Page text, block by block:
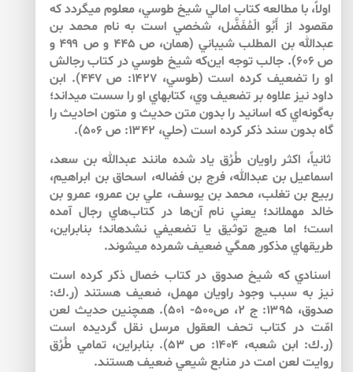
اولاً، با مطالعه كتاب امالي شيخ طوسي، معلوم مي­گردد كه
مقصود از أَبُو الْمُفَضَّل، شخصي است به نام محمد بن
عبدالله بن المطلب شيباني (همان، ص ۴۴۵ و ص ۴۹۹ و
ص ۶۰۶). جالب توجه اين‌كه شيخ طوسي در كتاب رجالش
او را تضعيف كرده است (طوسي، ۱۴۲۷: ص ۴۴۷). ابن
داود نيز علاوه بر تضعيف وي، كتاب­هاي او را سست مي­داند؛
به‌گونه‌اي كه اسانيد را بدون متن حديث و متون احاديث را
گاه بدون سند ذكر كرده است (حلي، ۱۳۴۲: ص ۵۰۶).
ثانياً، اكثر راويان طُرُق ياد شده مانند عبدالله بن سعد،
اسماعيل بن عبدالله، فرج بن فضاله، اسحاق بن ابراهيم،
ربيع بن تغلب، محمد بن يوسف، علي بن عمرو، عمرو بن
خالد مهمل­اند؛ يعني نام آن‌ها در كتاب‌هاي رجال آمده
است؛ اما هيچ توثيق يا تضعيفي نشده­اند؛ بنابراين،
طريق­هاي مذكور همگي ضعيف شمرده مي­شوند.
اسنادي كه شيخ صدوق در كتاب خصال ذكر كرده است
نيز به سبب وجود راويان مهمل، ضعيف هستند (ر.ك:
صدوق، ۱۳۹۵: ج ۲، ص۵۰۰- ۵۰۱). همچنين حديث لعن
امّت در كتاب تحف العقول مرسل نقل گرديده است
(ر.ك: ابن شعبه، ۱۴۰۴: ص ۵۳). بنابراين، تمامي طُرُق
روايت لعن امت در منابع شيعي ضعيف هستند.